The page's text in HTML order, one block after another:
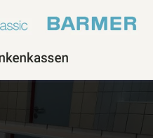
es auch frisches Wasser.